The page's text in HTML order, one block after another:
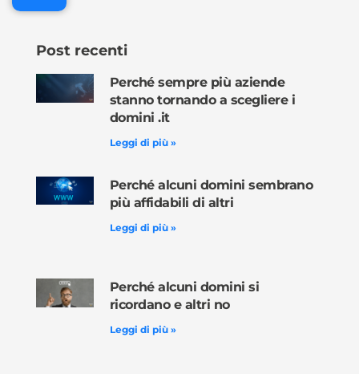
Post recenti
Perché sempre più aziende
stanno tornando a scegliere i
domini .it
Leggi di più »
Perché alcuni domini sembrano
più affidabili di altri
Leggi di più »
Perché alcuni domini si
ricordano e altri no
Leggi di più »